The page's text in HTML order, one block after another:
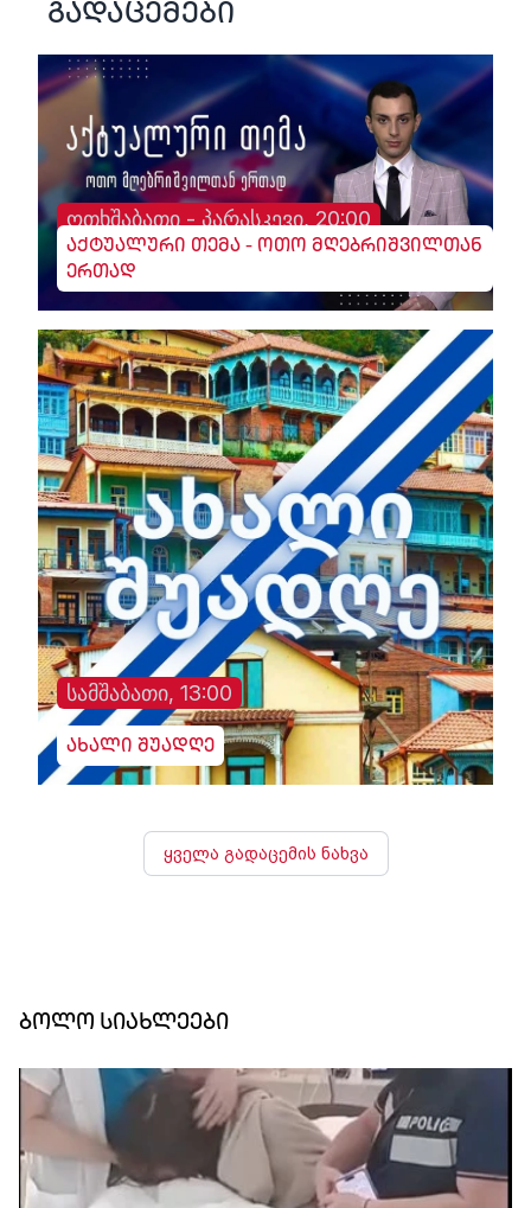
გადაცემები
ოთხშაბათი - პარასკევი, 20:00
აქტუალური თემა - ოთო მღებრიშვილთან
ერთად
სამშაბათი, 13:00
ახალი შუადღე
ყველა გადაცემის ნახვა
ბოლო სიახლეები